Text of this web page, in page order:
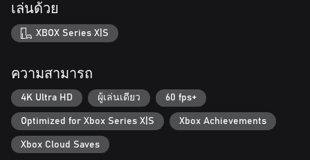
and upend your tactics in a good way..
Heroes will bond as they fight seemingly impossible odds.
friendships and wreak havoc. Will you be able to walk the line
MAKE YOUR DECISIONS WISELY
A desperate defense against an overwhelming foe. A land in the
เล่นด้วย
XBOX Series X|S
ความสามารถ
4K Ultra HD ผู้เล่นเดียว 60 fps+
Optimized for Xbox Series X|S Xbox Achievements
Xbox Cloud Saves